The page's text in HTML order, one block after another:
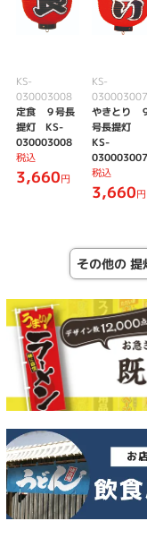
KS-
030003008
定食 ９号長
提灯 KS-
030003008
税込
3,660円
KS-
030003007
やきとり
号長提灯
KS-
030003007
税込
3,660円
その他の